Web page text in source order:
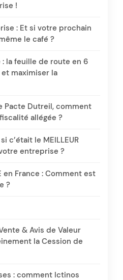
!
: Et si votre prochain
le café ?
la feuille de route en 6
maximiser la
Pacte Dutreil, comment
allégée ?
c’était le MEILLEUR
entreprise ?
en France : Comment est
?
& Avis de Valeur
la Cession de
: comment Ictinos